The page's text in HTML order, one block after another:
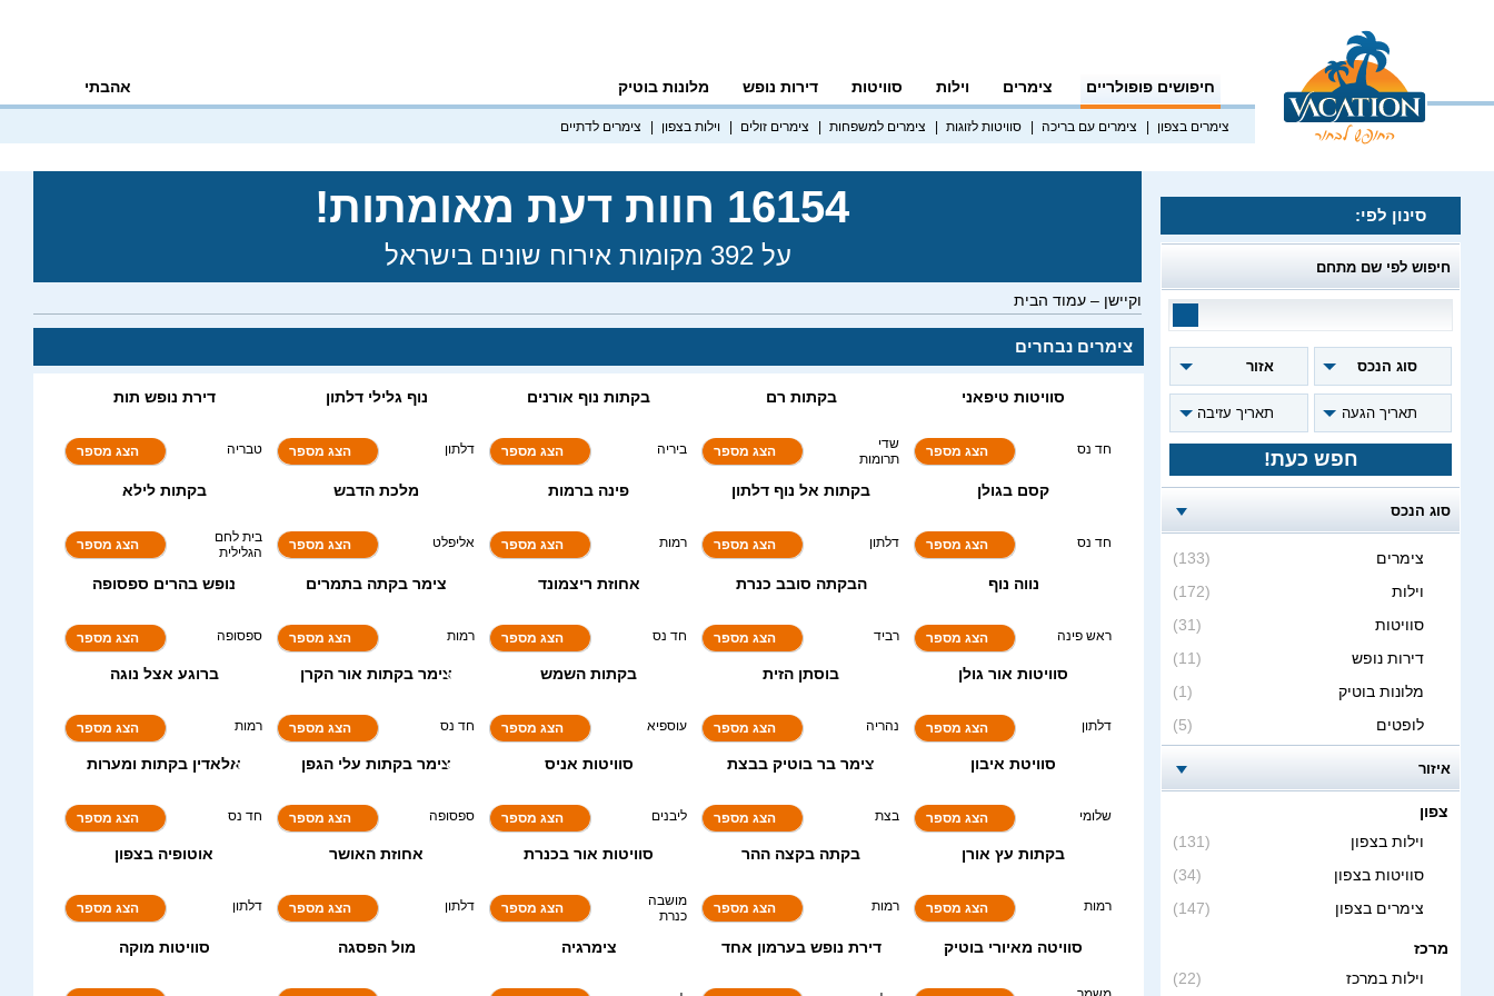
חיפושים פופולריים צימרים וילות סוויטות דירות נופש מלונות בוטיק אהבתי
צימרים בצפון צימרים עם בריכה סוויטות לזוגות צימרים למשפחות צימרים זולים וילות בצפון צימרים לדתיים
16154 חוות דעת מאומתות!
על 392 מקומות אירוח שונים בישראל
וקיישן – עמוד הבית
סינון לפי:
חיפוש לפי שם מתחם
סוג הנכס אזור
תאריך הגעה תאריך עזיבה
חפש כעת!
סוג הנכס
(133)
צימרים
(172)
וילות
(31)
סוויטות
(11)
דירות נופש
(1)
מלונות בוטיק
(5)
לופטים
איזור
צפון
(131)
וילות בצפון
(34)
סוויטות בצפון
(147)
צימרים בצפון
מרכז
(22)
וילות במרכז
צימרים נבחרים
סוויטות טיפאני
חד נס הצג מספר
בקתות רם
שדי תרומות הצג מספר
בקתות נוף אורנים
ביריה הצג מספר
נוף גלילי דלתון
דלתון הצג מספר
דירת נופש תות
טבריה הצג מספר
קסם בגולן
חד נס הצג מספר
בקתות אל נוף דלתון
דלתון הצג מספר
פינה ברמות
רמות הצג מספר
מלכת הדבש
אליפלט הצג מספר
בקתות לילא
בית לחם
הגלילית
הצג מספר
נווה נוף
ראש פינה הצג מספר
הבקתה סובב כנרת
רביד הצג מספר
אחוזת ריצמונד
חד נס הצג מספר
צימר בקתה בתמרים
רמות הצג מספר
נופש בהרים ספסופה
ספסופה הצג מספר
סוויטות אור גולן
דלתון הצג מספר
בוסתן הזית
נהריה הצג מספר
בקתות השמש
עוספיא הצג מספר
צימר בקתות אור הקרן
חד נס
9.5
הצג מספר
ברוגע אצל נוגה
רמות הצג מספר
סוויטת איבון
שלומי הצג מספר
צימר בר בוטיק בבצת
בצת
9.1
הצג מספר
סוויטות אניס
ליבנים הצג מספר
צימר בקתות עלי הגפן
ספסופה
9.0
הצג מספר
אלאדין בקתות ומערות
חד נס
9.5
הצג מספר
בקתות עץ אורן
רמות הצג מספר
בקתה בקצה ההר
רמות הצג מספר
סוויטות אור בכנרת
מושבה
כנרת
הצג מספר
אחוזת האושר
דלתון הצג מספר
אוטופיה בצפון
דלתון הצג מספר
סוויטה מאיורי בוטיק דירת נופש בערמון אחד צימרגיה מול הפסגה סוויטות מוקה